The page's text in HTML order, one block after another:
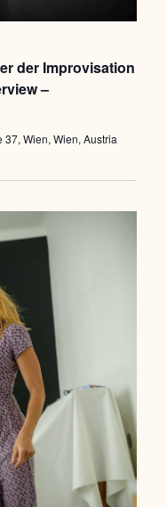
der Improvisation
–
37, Wien, Wien, Austria